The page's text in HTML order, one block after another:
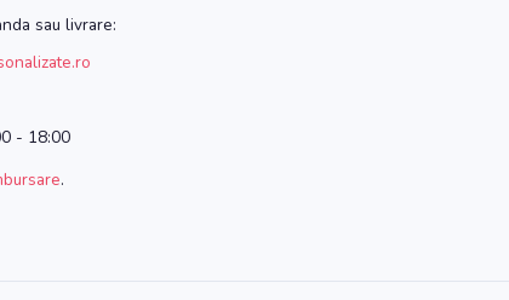
sau livrare:
- 18:00
.